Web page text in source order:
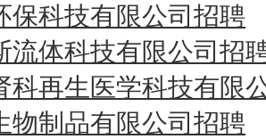
保科技有限公司招聘
流体科技有限公司招
科再生医学科技有限
物制品有限公司招聘